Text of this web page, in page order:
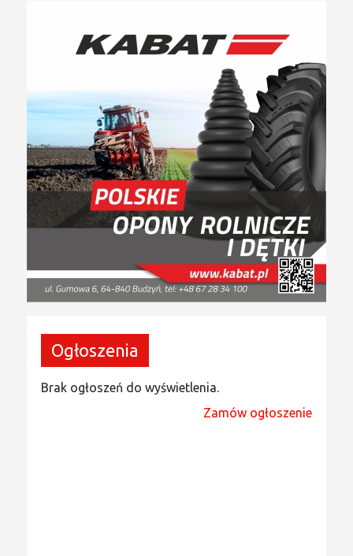
Ogłoszenia
Brak ogłoszeń do wyświetlenia.
Zamów ogłoszenie